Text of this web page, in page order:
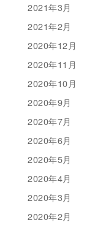
2021年3月
2021年2月
2020年12月
2020年11月
2020年10月
2020年9月
2020年7月
2020年6月
2020年5月
2020年4月
2020年3月
2020年2月